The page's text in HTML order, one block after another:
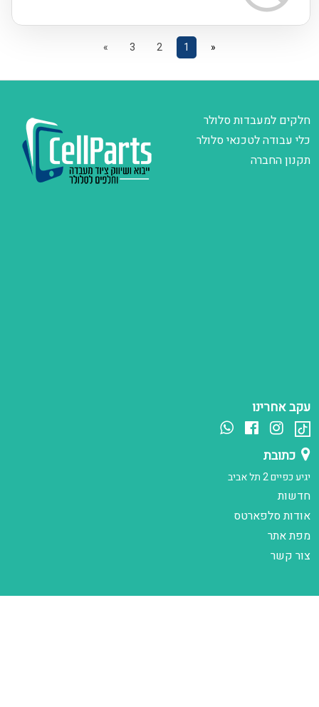
«
1
2
3
»
עקב אחרינו
כתובת
יגיע כפיים 2 תל אביב
חדשות
אודות סלפארטס
מפת אתר
צור קשר
חלקים למעבדות סלולר
כלי עבודה לטכנאי סלולר
תקנון החברה